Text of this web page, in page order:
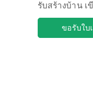
รับสร้างบ้าน
ขอรับใบ